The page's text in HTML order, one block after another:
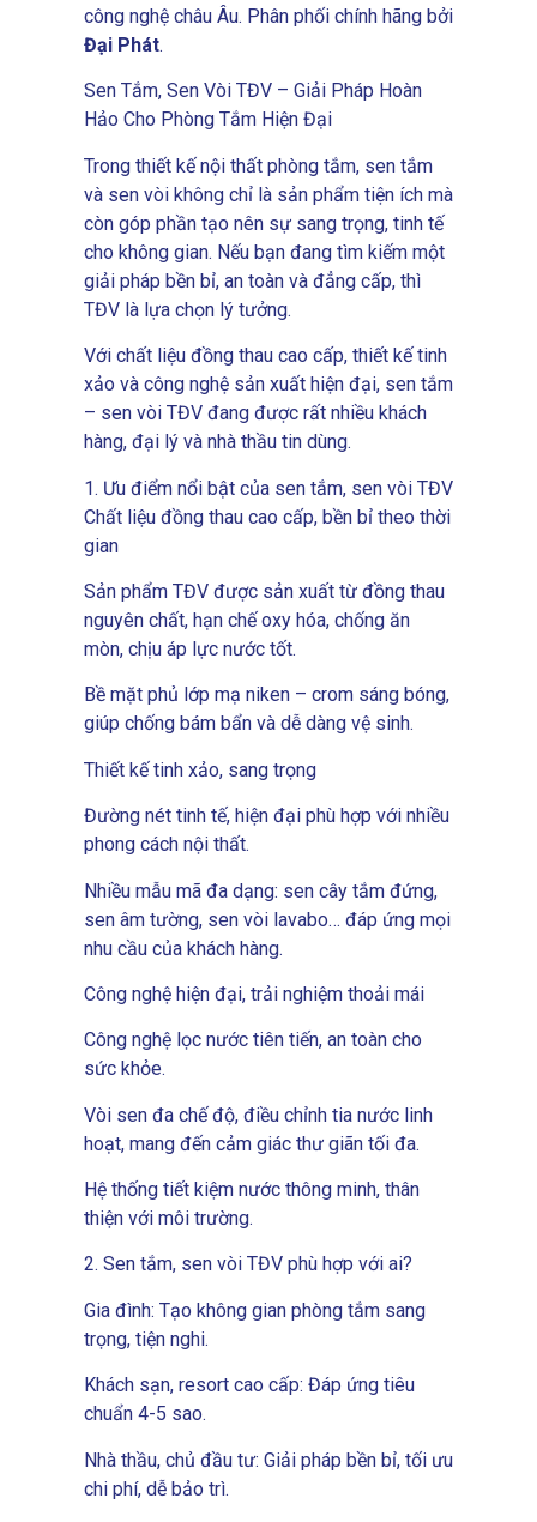
công nghệ châu Âu. Phân phối chính hãng bởi
Đại Phát.
Sen Tắm, Sen Vòi TĐV – Giải Pháp Hoàn
Hảo Cho Phòng Tắm Hiện Đại
Trong thiết kế nội thất phòng tắm, sen tắm
và sen vòi không chỉ là sản phẩm tiện ích mà
còn góp phần tạo nên sự sang trọng, tinh tế
cho không gian. Nếu bạn đang tìm kiếm một
giải pháp bền bỉ, an toàn và đẳng cấp, thì
TĐV là lựa chọn lý tưởng.
Với chất liệu đồng thau cao cấp, thiết kế tinh
xảo và công nghệ sản xuất hiện đại, sen tắm
– sen vòi TĐV đang được rất nhiều khách
hàng, đại lý và nhà thầu tin dùng.
1. Ưu điểm nổi bật của sen tắm, sen vòi TĐV
Chất liệu đồng thau cao cấp, bền bỉ theo thời
gian
Sản phẩm TĐV được sản xuất từ đồng thau
nguyên chất, hạn chế oxy hóa, chống ăn
mòn, chịu áp lực nước tốt.
Bề mặt phủ lớp mạ niken – crom sáng bóng,
giúp chống bám bẩn và dễ dàng vệ sinh.
Thiết kế tinh xảo, sang trọng
Đường nét tinh tế, hiện đại phù hợp với nhiều
phong cách nội thất.
Nhiều mẫu mã đa dạng: sen cây tắm đứng,
sen âm tường, sen vòi lavabo… đáp ứng mọi
nhu cầu của khách hàng.
Công nghệ hiện đại, trải nghiệm thoải mái
Công nghệ lọc nước tiên tiến, an toàn cho
sức khỏe.
Vòi sen đa chế độ, điều chỉnh tia nước linh
hoạt, mang đến cảm giác thư giãn tối đa.
Hệ thống tiết kiệm nước thông minh, thân
thiện với môi trường.
2. Sen tắm, sen vòi TĐV phù hợp với ai?
Gia đình: Tạo không gian phòng tắm sang
trọng, tiện nghi.
Khách sạn, resort cao cấp: Đáp ứng tiêu
chuẩn 4-5 sao.
Nhà thầu, chủ đầu tư: Giải pháp bền bỉ, tối ưu
chi phí, dễ bảo trì.